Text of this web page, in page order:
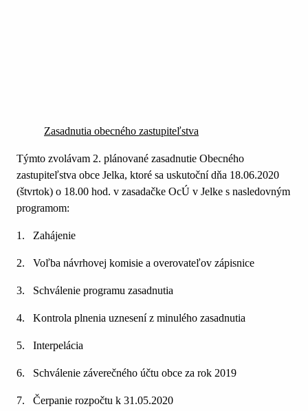
Zasadnutia obecného zastupiteľstva
Týmto zvolávam 2. plánované zasadnutie Obecného
zastupiteľstva obce Jelka, ktoré sa uskutoční dňa 18.06.2020
(štvrtok) o 18.00 hod. v zasadačke OcÚ v Jelke s nasledovným
programom:
1. Zahájenie
2. Voľba návrhovej komisie a overovateľov zápisnice
3. Schválenie programu zasadnutia
4. Kontrola plnenia uznesení z minulého zasadnutia
5. Interpelácia
6. Schválenie záverečného účtu obce za rok 2019
7. Čerpanie rozpočtu k 31.05.2020